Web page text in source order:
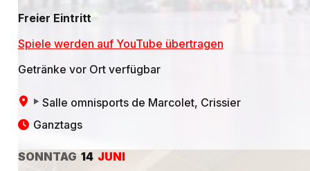
Freier Eintritt
Spiele werden auf YouTube übertragen
Getränke vor Ort verfügbar
Salle omnisports de Marcolet, Crissier
Ganztags
SONNTAG 14 JUNI